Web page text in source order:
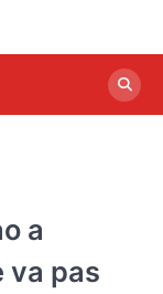
a
va pas